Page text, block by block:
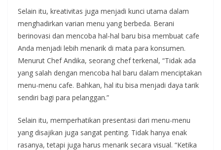
Selain itu, kreativitas juga menjadi kunci utama dalam
menghadirkan varian menu yang berbeda. Berani
berinovasi dan mencoba hal-hal baru bisa membuat cafe
Anda menjadi lebih menarik di mata para konsumen.
Menurut Chef Andika, seorang chef terkenal, “Tidak ada
yang salah dengan mencoba hal baru dalam menciptakan
menu-menu cafe. Bahkan, hal itu bisa menjadi daya tarik
sendiri bagi para pelanggan.”
Selain itu, memperhatikan presentasi dari menu-menu
yang disajikan juga sangat penting. Tidak hanya enak
rasanya, tetapi juga harus menarik secara visual. “Ketika